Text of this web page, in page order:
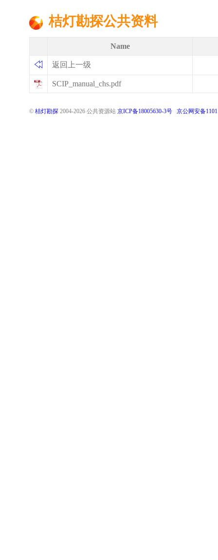
桔灯勘探公共资料
Name
返回上一级
SCIP_manual_chs.pdf
© 桔灯勘探 2004-2026 公共资源站 京ICP备18005630-3号 京公网安备